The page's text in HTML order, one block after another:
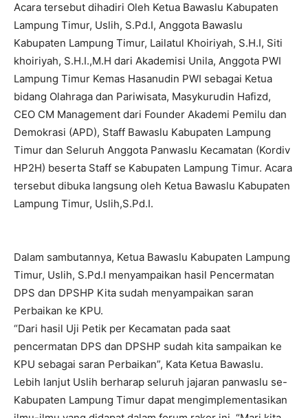
Acara tersebut dihadiri Oleh Ketua Bawaslu Kabupaten
Lampung Timur, Uslih, S.Pd.I, Anggota Bawaslu
Kabupaten Lampung Timur, Lailatul Khoiriyah, S.H.I, Siti
khoiriyah, S.H.I.,M.H dari Akademisi Unila, Anggota PWI
Lampung Timur Kemas Hasanudin PWI sebagai Ketua
bidang Olahraga dan Pariwisata, Masykurudin Hafizd,
CEO CM Management dari Founder Akademi Pemilu dan
Demokrasi (APD), Staff Bawaslu Kabupaten Lampung
Timur dan Seluruh Anggota Panwaslu Kecamatan (Kordiv
HP2H) beserta Staff se Kabupaten Lampung Timur. Acara
tersebut dibuka langsung oleh Ketua Bawaslu Kabupaten
Lampung Timur, Uslih,S.Pd.I.
Dalam sambutannya, Ketua Bawaslu Kabupaten Lampung
Timur, Uslih, S.Pd.I menyampaikan hasil Pencermatan
DPS dan DPSHP Kita sudah menyampaikan saran
Perbaikan ke KPU.
“Dari hasil Uji Petik per Kecamatan pada saat
pencermatan DPS dan DPSHP sudah kita sampaikan ke
KPU sebagai saran Perbaikan”, Kata Ketua Bawaslu.
Lebih lanjut Uslih berharap seluruh jajaran panwaslu se-
Kabupaten Lampung Timur dapat mengimplementasikan